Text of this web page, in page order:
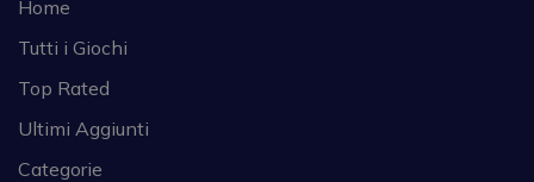
Home
Tutti i Giochi
Top Rated
Ultimi Aggiunti
Categorie